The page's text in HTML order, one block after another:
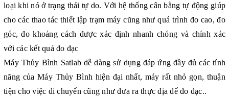
loại khi nó ở trạng thái tự do. Với hệ thống cân bằng tự động giúp
cho các thao tác thiết lập trạm máy cũng như quá trình đo cao, đo
góc, đo khoảng cách được xác định nhanh chóng và chính xác
với các kết quả đo đạc
Máy Thủy Bình Satlab dễ dàng sử dụng đáp ứng đầy đủ các tính
năng của Máy Thủy Bình hiện đại nhất, máy rất nhỏ gọn, thuận
tiện cho việc di chuyển cũng như đưa ra thực địa để đo đạc..